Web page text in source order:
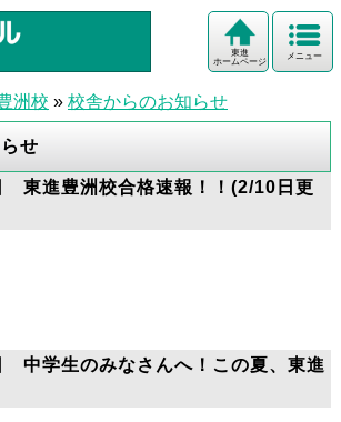
メニュー
東進
ホームページ
洲校 » 校舎からのお知らせ
らせ
東進豊洲校合格速報！！(2/10日更
中学生のみなさんへ！この夏、東進